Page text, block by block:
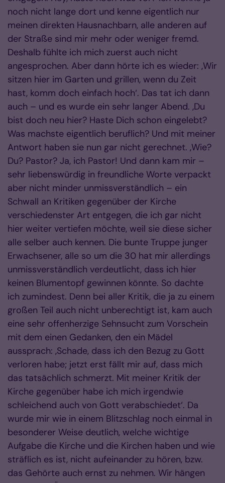
noch nicht lange dort und kenne eigentlich nur
meinen direkten Hausnachbarn, alle anderen auf
der Straße sind mir mehr oder weniger fremd.
Deshalb fühlte ich mich zuerst auch nicht
angesprochen. Aber dann hörte ich es wieder: ‚Wir
sitzen hier im Garten und grillen, wenn du Zeit
hast, komm doch einfach hoch‘. Das tat ich dann
auch – und es wurde ein sehr langer Abend. ‚Du
bist doch neu hier? Haste Dich schon eingelebt?
Was machste eigentlich beruflich? Und mit meiner
Antwort haben sie nun gar nicht gerechnet. ‚Wie?
Du? Pastor? Ja, ich Pastor! Und dann kam mir –
sehr liebenswürdig in freundliche Worte verpackt
aber nicht minder unmissverständlich – ein
Schwall an Kritiken gegenüber der Kirche
verschiedenster Art entgegen, die ich gar nicht
hier weiter vertiefen möchte, weil sie diese sicher
alle selber auch kennen. Die bunte Truppe junger
Erwachsener, alle so um die 30 hat mir allerdings
unmissverständlich verdeutlicht, dass ich hier
keinen Blumentopf gewinnen könnte. So dachte
ich zumindest. Denn bei aller Kritik, die ja zu einem
großen Teil auch nicht unberechtigt ist, kam auch
eine sehr offenherzige Sehnsucht zum Vorschein
mit dem einen Gedanken, den ein Mädel
aussprach: ‚Schade, dass ich den Bezug zu Gott
verloren habe; jetzt erst fällt mir auf, dass mich
das tatsächlich schmerzt. Mit meiner Kritik der
Kirche gegenüber habe ich mich irgendwie
schleichend auch von Gott verabschiedet‘. Da
wurde mir wie in einem Blitzschlag noch einmal in
besonderer Weise deutlich, welche wichtige
Aufgabe die Kirche und die Kirchen haben und wie
sträflich es ist, nicht aufeinander zu hören, bzw.
das Gehörte auch ernst zu nehmen. Wir hängen